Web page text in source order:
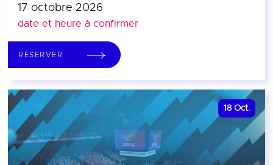
17 octobre 2026
date et heure à confirmer
RÉSERVER
18 Oct.